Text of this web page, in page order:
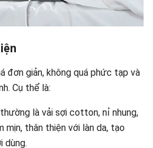
đơn giản, không quá phức tạp và
Cụ thể là:
là vải sợi cotton, nỉ nhung,
mịn, thân thiện với làn da, tạo
dùng.